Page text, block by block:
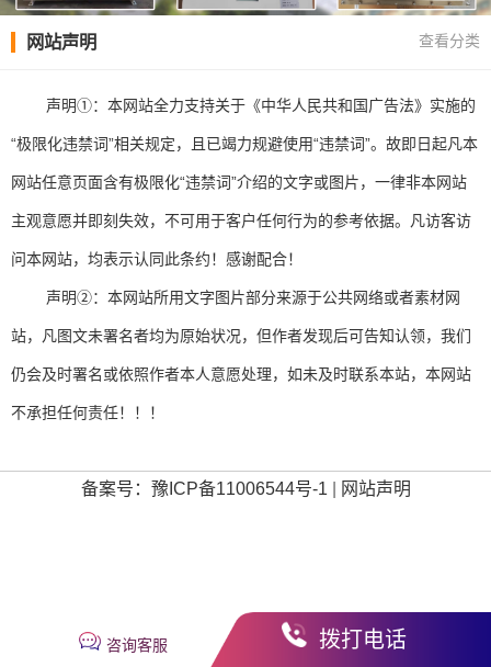
网站声明 查看分类
声明①：本网站全力支持关于《中华人民共和国广告法》实施的
“极限化违禁词”相关规定，且已竭力规避使用“违禁词”。故即日起凡本
网站任意页面含有极限化“违禁词”介绍的文字或图片，一律非本网站
主观意愿并即刻失效，不可用于客户任何行为的参考依据。凡访客访
问本网站，均表示认同此条约！感谢配合！
声明②：本网站所用文字图片部分来源于公共网络或者素材网
站，凡图文未署名者均为原始状况，但作者发现后可告知认领，我们
仍会及时署名或依照作者本人意愿处理，如未及时联系本站，本网站
不承担任何责任！！！
咨询客服 拨打电话
备案号：豫ICP备11006544号-1| 网站声明